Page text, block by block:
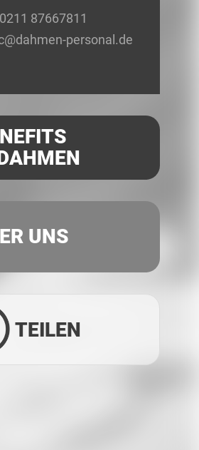
0211 87667811
personal.de
UNS
TEILEN